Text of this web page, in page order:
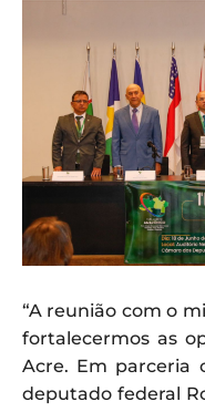
“A reunião com o
fortalecermos as
Acre. Em parceria
deputado federal